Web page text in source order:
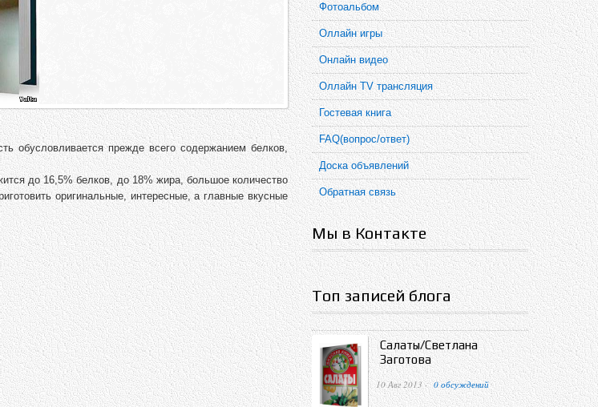
обусловливается прежде всего содержанием белков,
до 16,5% белков, до 18% жира, большое количество
оригинальные, интересные, а главные вкусные
Фотоальбом
Оллайн игры
Онлайн видео
Оллайн TV трансляция
Гостевая книга
FAQ(вопрос/ответ)
Доска объявлений
Обратная связь
Мы в Контакте
Топ записей блога
Салаты/Светлана
Заготова
10 Авг 2013 · 0 обсуждений